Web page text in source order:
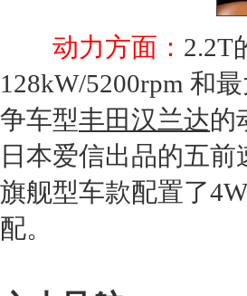
动力方面： 2.2T
128kW/5200rpm 和
争车型丰田汉兰达的
日本爱信出品的五前
旗舰型车款配置了
配。